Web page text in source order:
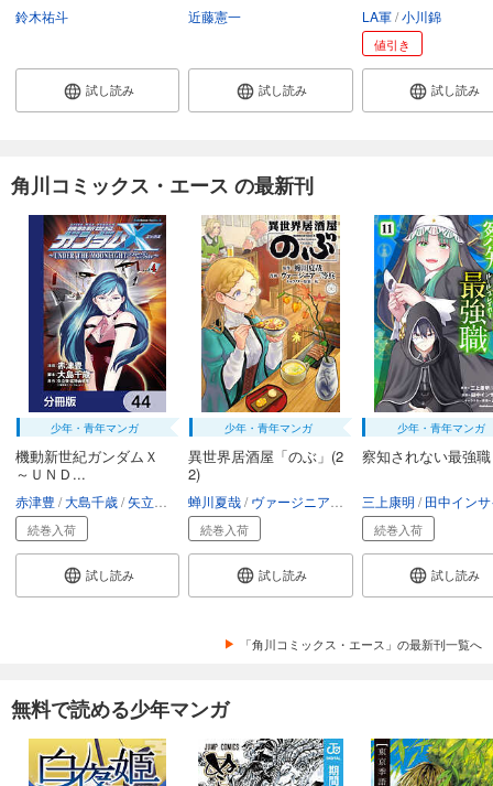
鈴木祐斗
試し読み
近藤憲一
試し読み
LA軍 小川錦
値引き
試し読み
角川コミックス・エース の最新刊
少年・青年マンガ
機動新世紀ガンダムＸ
～ＵＮＤ...
赤津豊 大島千歳 矢立肇・富野由悠季
続巻入荷
試し読み
少年・青年マンガ
異世界居酒屋「のぶ」(2
2)
蝉川夏哉 ヴァージニア二等兵 転
続巻入荷
試し読み
少年・青年マンガ
察知されない最強
三上康明 田中インサイ
続巻入荷
試し読み
「角川コミックス・エース」の最新刊一覧へ
無料で読める少年マンガ